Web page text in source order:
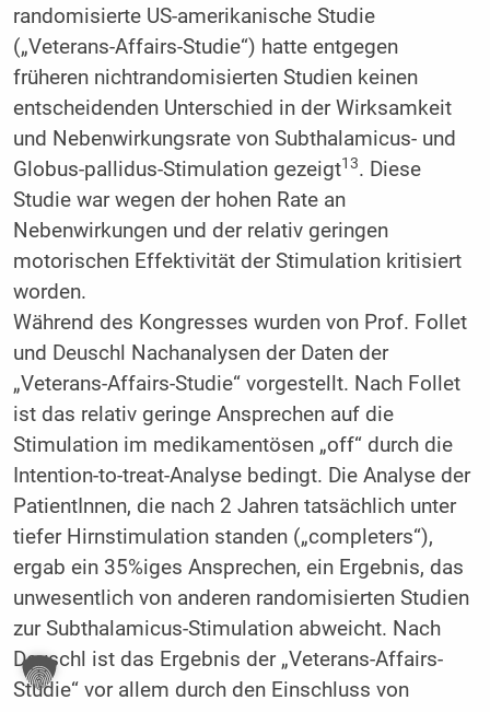
randomisierte US-amerikanische Studie
(„Veterans-Affairs-Studie“) hatte entgegen
früheren nichtrandomisierten Studien keinen
entscheidenden Unterschied in der Wirksamkeit
und Nebenwirkungsrate von Subthalamicus- und
Globus-pallidus-Stimulation gezeigt13. Diese
Studie war wegen der hohen Rate an
Nebenwirkungen und der relativ geringen
motorischen Effektivität der Stimulation kritisiert
worden.
Während des Kongresses wurden von Prof. Follet
und Deuschl Nachanalysen der Daten der
„Veterans-Affairs-Studie“ vorgestellt. Nach Follet
ist das relativ geringe Ansprechen auf die
Stimulation im medikamentösen „off“ durch die
Intention-to-treat-Analyse bedingt. Die Analyse der
PatientInnen, die nach 2 Jahren tatsächlich unter
tiefer Hirnstimulation standen („completers“),
ergab ein 35%iges Ansprechen, ein Ergebnis, das
unwesentlich von anderen randomisierten Studien
zur Subthalamicus-Stimulation abweicht. Nach
Deuschl ist das Ergebnis der „Veterans-Affairs-
Studie“ vor allem durch den Einschluss von